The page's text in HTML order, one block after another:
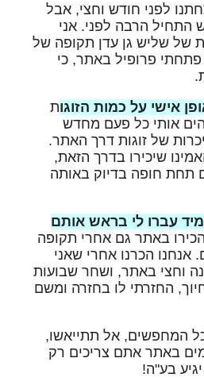
לפני חודש וחצי, אבל
התחיל הרבה לפני. אני
של שליש גן עדן תקופה של
פתחתי פרופיל באתר, כי
אישי על כמות הזוגות
אותי כל פעם מחדש
של זוגות דרך האתר.
שיכירו בדרך הזאת,
תחת חופה בדיוק באותה
עברו לי בראש אותם
באתר גם אחרי תקופה
הכרנו אחרי שאני
וחצי באתר, ושחר שבועות
החזרתי לו בחזרה ומשם
המחפשים, אל תתייאשו,
באתר אתם צריכים רק
בע"ה!